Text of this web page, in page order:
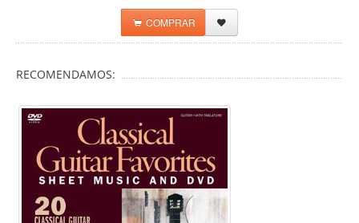
COMPRAR
RECOMENDAMOS: